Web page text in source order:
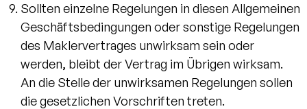
Sollten einzelne Regelungen in diesen Allgemeinen
Geschäftsbedingungen oder sonstige Regelungen
des Maklervertrages unwirksam sein oder
werden, bleibt der Vertrag im Übrigen wirksam.
An die Stelle der unwirksamen Regelungen sollen
die gesetzlichen Vorschriften treten.